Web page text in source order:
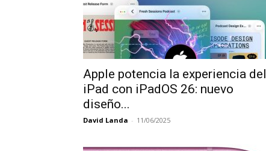
Apple potencia la experiencia del
iPad con iPadOS 26: nuevo
diseño...
David Landa - 11/06/2025